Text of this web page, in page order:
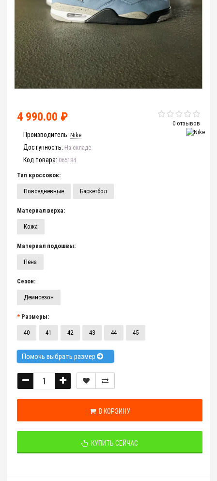
0 отзывов
4 990.00 ₽
Производитель: Nike
Доступность: На складе
Код товара: 065184
Тип кроссовок:
Повседневные Баскетбол
Материал верха:
Кожа
Материал подошвы:
Пена
Сезон:
Демисезон
Размеры:
40 41 42 43 44 45
Помочь выбрать размер
В КОРЗИНУ
КУПИТЬ СЕЙЧАС